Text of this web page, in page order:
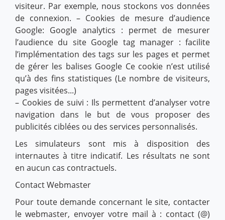
visiteur. Par exemple, nous stockons vos données
de connexion. – Cookies de mesure d’audience
Google: Google analytics : permet de mesurer
l’audience du site Google tag manager : facilite
l’implémentation des tags sur les pages et permet
de gérer les balises Google Ce cookie n’est utilisé
qu’à des fins statistiques (Le nombre de visiteurs,
pages visitées...)
– Cookies de suivi : Ils permettent d’analyser votre
navigation dans le but de vous proposer des
publicités ciblées ou des services personnalisés.
Les simulateurs sont mis à disposition des
internautes à titre indicatif. Les résultats ne sont
en aucun cas contractuels.
Contact Webmaster
Pour toute demande concernant le site, contacter
le webmaster, envoyer votre mail à : contact (@)